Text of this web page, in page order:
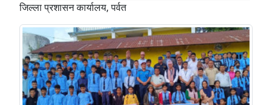
जिल्ला प्रशासन कार्यालय, पर्वत